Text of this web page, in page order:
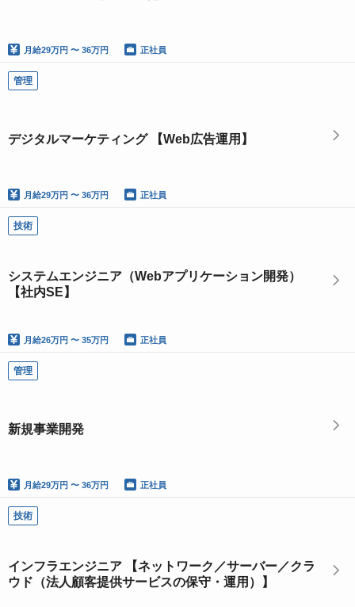
月給29万円 〜 36万円 正社員
管理
デジタルマーケティング 【Web広告運用】
月給29万円 〜 36万円 正社員
技術
システムエンジニア（Webアプリケーション開発）
【社内SE】
月給26万円 〜 35万円 正社員
管理
新規事業開発
月給29万円 〜 36万円 正社員
技術
インフラエンジニア 【ネットワーク／サーバー／クラ
ウド（法人顧客提供サービスの保守・運用）】